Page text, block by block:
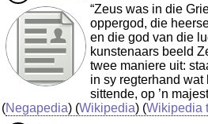
“Zeus was in die
oppergod, die
en die god van die
kunstenaars beeld
twee maniere uit:
in sy regterhand wat
sittende, op ’n
(Negapedia) (Wikipedia) (Wikipedia